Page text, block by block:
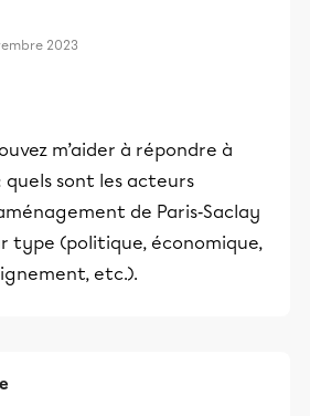
2023
m’aider à répondre à
sont les acteurs
de Paris‑Saclay
type (politique, économique,
etc.).